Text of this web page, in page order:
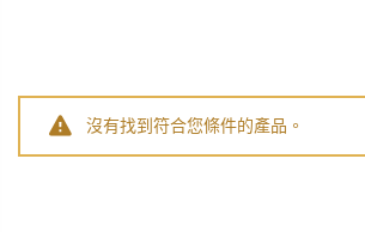
沒有找到符合您條件的產品。